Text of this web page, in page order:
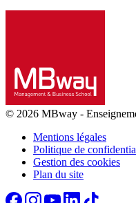
© 2026 MBway -
Mentions légales
Politique de
Gestion des cookies
Plan du site